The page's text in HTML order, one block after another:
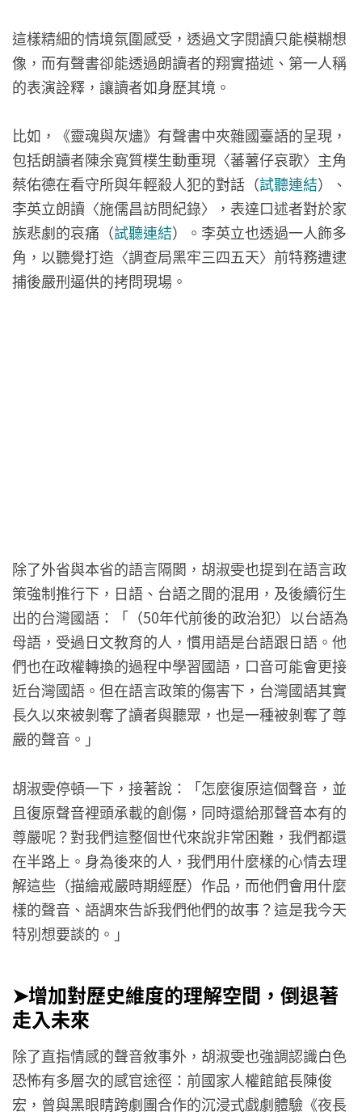
這樣精細的情境氛圍感受，透過文字閱讀只能模糊想
像，而有聲書卻能透過朗讀者的翔實描述、第一人稱
的表演詮釋，讓讀者如身歷其境。
比如，《靈魂與灰燼》有聲書中夾雜國臺語的呈現，
包括朗讀者陳余寬質樸生動重現〈蕃薯仔哀歌〉主角
蔡佑德在看守所與年輕殺人犯的對話（試聽連結）、
李英立朗讀〈施儒昌訪問紀錄〉，表達口述者對於家
族悲劇的哀痛（試聽連結）。李英立也透過一人飾多
角，以聽覺打造〈調查局黑牢三四五天〉前特務遭逮
捕後嚴刑逼供的拷問現場。
除了外省與本省的語言隔閡，胡淑雯也提到在語言政
策強制推行下，日語、台語之間的混用，及後續衍生
出的台灣國語：「（50年代前後的政治犯）以台語為
母語，受過日文教育的人，慣用語是台語跟日語。他
們也在政權轉換的過程中學習國語，口音可能會更接
近台灣國語。但在語言政策的傷害下，台灣國語其實
長久以來被剝奪了讀者與聽眾，也是一種被剝奪了尊
嚴的聲音。」
胡淑雯停頓一下，接著說：「怎麼復原這個聲音，並
且復原聲音裡頭承載的創傷，同時還給那聲音本有的
尊嚴呢？對我們這整個世代來說非常困難，我們都還
在半路上。身為後來的人，我們用什麼樣的心情去理
解這些（描繪戒嚴時期經歷）作品，而他們會用什麼
樣的聲音、語調來告訴我們他們的故事？這是我今天
特別想要談的。」
➤增加對歷史維度的理解空間，倒退著
走入未來
除了直指情感的聲音敘事外，胡淑雯也強調認識白色
恐怖有多層次的感官途徑：前國家人權館館長陳俊
宏，曾與黑眼睛跨劇團合作的沉浸式戲劇體驗《夜長